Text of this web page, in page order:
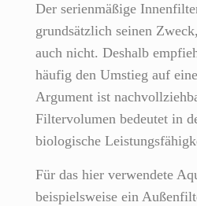
Der serienmäßige
grundsätzlich seinen
auch nicht. Deshalb
häufig den Umstieg auf
Argument ist
Filtervolumen bedeutet in
biologische
Für das hier verwendete
beispielsweise ein